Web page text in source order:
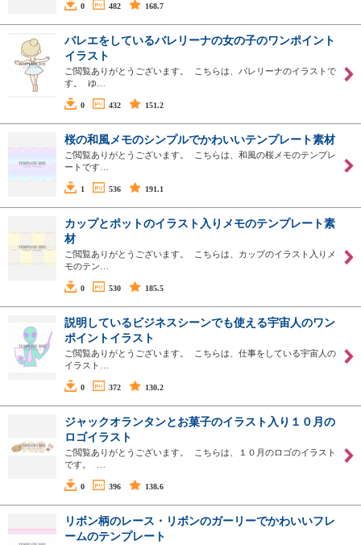
0 482 168.7
バレエをしているバレリーナの女の子のワンポイント
イラスト
ご閲覧ありがとうございます。 こちらは、バレリーナのイラストで
す。 ゆ…
0 432 151.2
桜の和風メモのシンプルでかわいいテンプレート素材
ご閲覧ありがとうございます。 こちらは、和風の桜メモのテンプレ
ートです…
1 536 191.1
カップとポットのイラスト入りメモのテンプレート素
材
ご閲覧ありがとうございます。 こちらは、カップのイラスト入りメ
モのテン…
0 530 185.5
説明しているビジネスシーンでも使える宇宙人のワン
ポイントイラスト
ご閲覧ありがとうございます。 こちらは、仕事をしている宇宙人の
イラスト…
0 372 130.2
ジャックオランタンとお菓子のイラスト入り１０月の
ロゴイラスト
ご閲覧ありがとうございます。 こちらは、１０月のロゴのイラスト
です。 …
0 396 138.6
リボン柄のレース・リボンのガーリーでかわいいフレ
ームのテンプレート